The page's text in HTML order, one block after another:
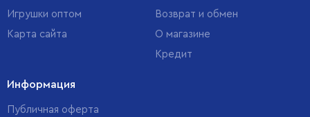
Игрушки оптом
Карта сайта
Возврат и обмен
О магазине
Кредит
Информация
Публичная оферта